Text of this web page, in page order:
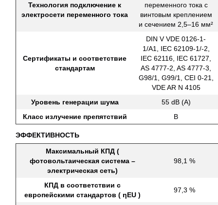
Технология подключение к
электросети переменного тока
переменного тока с
винтовым креплением
и сечением 2,5–16 мм²
Сертификаты и соответствие
стандартам
DIN V VDE 0126-1-
1/A1, IEC 62109-1/-2,
IEC 62116, IEC 61727,
AS 4777-2, AS 4777-3,
G98/1, G99/1, CEI 0-21,
VDE AR N 4105
Уровень генерации шума
55 dB (A)
Класс излучение препятствий
B
ЭФФЕКТИВНОСТЬ
Максимальный КПД (
фотовольтаическая система –
электрическая сеть)
98,1 %
КПД в соответствии с
европейскими стандартов ( ηEU )
97,3 %